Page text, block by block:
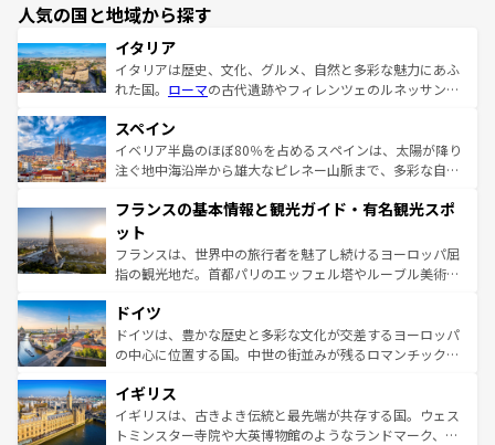
人気の国と地域から探す
イタリア
イタリアは歴史、文化、グルメ、自然と多彩な魅力にあふ
れた国。 ローマの古代遺跡やフィレンツェのルネッサンス
ろん、トスカーナの美しい田園風景やアマルフィ海岸の絶
景など、自然景観も見逃せない。観光の合間には、本場の
ピザやパスタなど、絶品のイタリア料理を堪能することも
ませてくれるイタリアで、忘れられない旅をしてみよう！
なお、新着のイタリア情報は
しい。
スペイン
イベリア半島のほぼ80％を占めるスペインは、太陽が降り
注ぐ地中海沿岸から雄大なピレネー山脈まで、多彩な自然
文化が根付くこの国では、情熱的なフラメンコ、熱気あふ
れる闘牛、そして美味しいタパスが生活の一部となってい
る。首都マドリードの洗練された雰囲気や、バルセロナの
アートに溢れた街角から、地方では古代ローマ遺跡や中世
せる。地方によって風土や気候が異なるスペインはその個
性で訪れる人を魅了する。 なお、新着のスペイン情報は コ
ンテンツ一覧を参照してほしい。
フランスの基本情報と観光ガイド・有名観光スポ
ット
フランスは、世界中の旅行者を魅了し続けるヨーロッパ屈
指の観光地だ。首都パリのエッフェル塔やルーブル美術館
で、幅広い魅力が詰まっている。華麗な宮殿、歴史的な大
聖堂、美しいビーチ、そして豊かな自然が、訪れる者を心
から魅了する。また、フランスは美食の国としても知ら
いる。シャンパンの発祥地であるランス、プロヴァンスの
香り高いラベンダー畑など、多彩な楽しみ方が可能だ。さ
らに、パリ以外の地域にも魅力が溢れており、どの街角に
ドイツ
ドイツは、豊かな歴史と多彩な文化が交差するヨーロッパ
の中心に位置する国。中世の街並みが残るロマンチック街
顔を持つこの国は、どこを歩いても飽きることがない。ベ
ルリンの文化的活気、バイエルン州のアルプスの絶景、そ
してライン川沿いのワイン畑といった風景は必見。ビール
イギリス
イギリスは、古きよき伝統と最先端が共存する国。ウェス
トミンスター寺院や大英博物館のようなランドマーク、歴